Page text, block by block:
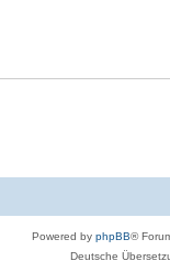
Powered by phpBB®
Deutsche